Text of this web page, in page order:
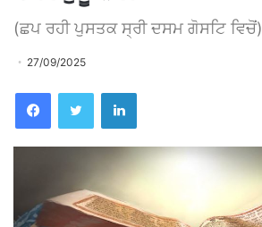
(ਛਪ ਰਹੀ ਪੁਸਤਕ ਸ੍ਰੀ ਦਸਮ ਗੋਸਟਿ ਵਿਚੋਂ)
27/09/2025